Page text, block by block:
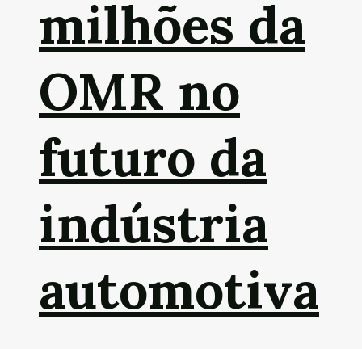
milhões da
OMR no
futuro da
indústria
automotiva